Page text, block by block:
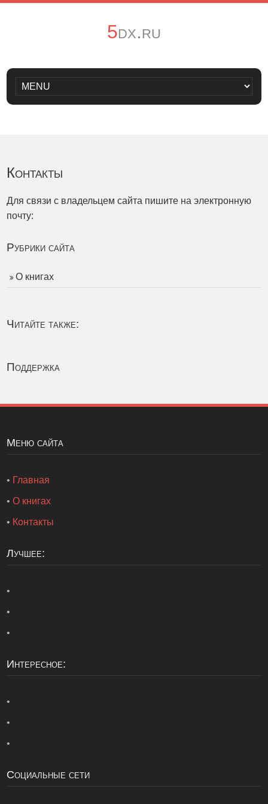
5dx.ru
Контакты
Для связи с владельцем сайта пишите на электронную
почту:
Рубрики сайта
О книгах
Читайте также:
Поддержка
Меню сайта
• Главная
•О книгах
• Контакты
Лучшее:
•
•
•
Интересное:
•
•
•
Социальные сети